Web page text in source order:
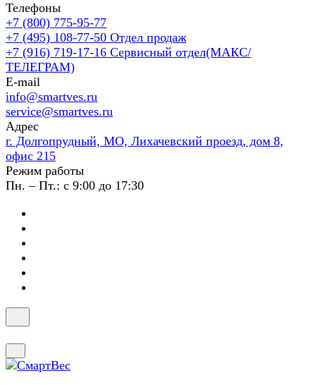
Телефоны
+7 (800) 775-95-77
+7 (495) 108-77-50 Отдел продаж
+7 (916) 719-17-16 Сервисный отдел(МАКС/
ТЕЛЕГРАМ)
E-mail
info@smartves.ru
service@smartves.ru
Адрес
г. Долгопрудный, МО, Лихачевский проезд, дом 8,
офис 215
Режим работы
Пн. – Пт.: с 9:00 до 17:30